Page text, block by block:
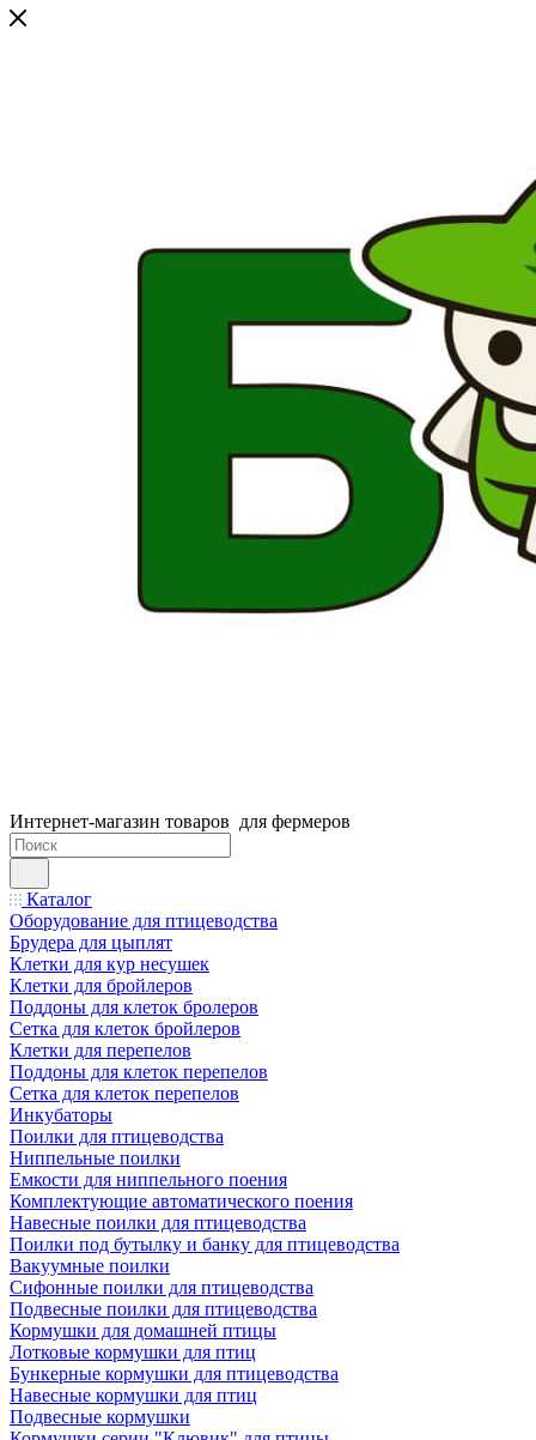
Интернет-магазин товаров для фермеров
Каталог
Оборудование для птицеводства
Брудера для цыплят
Клетки для кур несушек
Клетки для бройлеров
Поддоны для клеток бролеров
Сетка для клеток бройлеров
Клетки для перепелов
Поддоны для клеток перепелов
Сетка для клеток перепелов
Инкубаторы
Поилки для птицеводства
Ниппельные поилки
Емкости для ниппельного поения
Комплектующие автоматического поения
Навесные поилки для птицеводства
Поилки под бутылку и банку для птицеводства
Вакуумные поилки
Сифонные поилки для птицеводства
Подвесные поилки для птицеводства
Кормушки для домашней птицы
Лотковые кормушки для птиц
Бункерные кормушки для птицеводства
Навесные кормушки для птиц
Подвесные кормушки